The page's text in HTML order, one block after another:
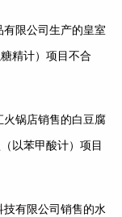
限公司生产的皇室
精计）项目不合
锅店销售的白豆腐
以苯甲酸计）项目
有限公司销售的水